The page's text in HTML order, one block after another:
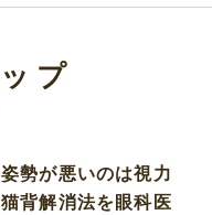
プ
勢が悪いのは視力
背解消法を眼科医